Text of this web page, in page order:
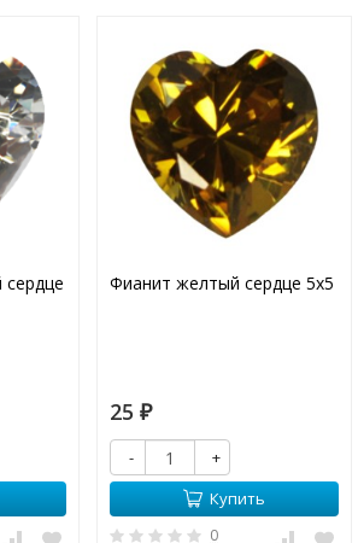
Фианит желтый сердце 5х5
25 ₽
-
+
Купить
0